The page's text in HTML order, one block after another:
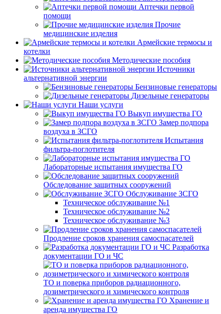
Аптечки первой
помощи
Прочие
медицинские изделия
Армейские термосы и
котелки
Методические пособия
Источники
альтернативной энергии
Бензиновые генераторы
Дизельные генераторы
Наши услуги
Выкуп имущества ГО
Замер подпора
воздуха в ЗСГО
Испытания
фильтра-поглотителя
Лабораторные испытания имущества ГО
Обследование защитных сооружений
Обслуживание ЗСГО
Техническое обслуживание №1
Техническое обслуживание №2
Техническое обслуживание №3
Продление сроков хранения самоспасателей
Разработка
документации ГО и ЧС
ТО и поверка приборов радиационного,
дозиметрического и химического контроля
Хранение и
аренда имущества ГО